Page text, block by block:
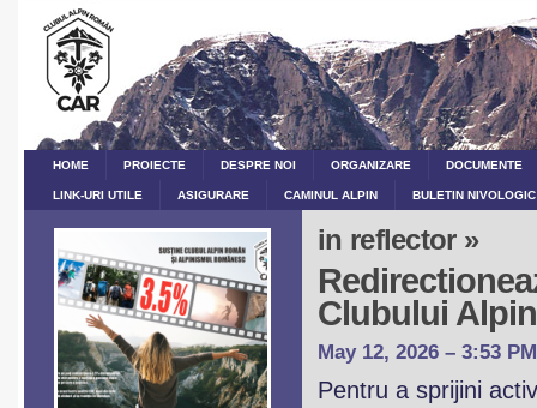
HOME PROIECTE DESPRE NOI ORGANIZARE DOCUMENTE
LINK-URI UTILE ASIGURARE CAMINUL ALPIN BULETIN
in reflector »
Clubului
May 12, 2026 – 3:53 PM
Pentru a sprijini